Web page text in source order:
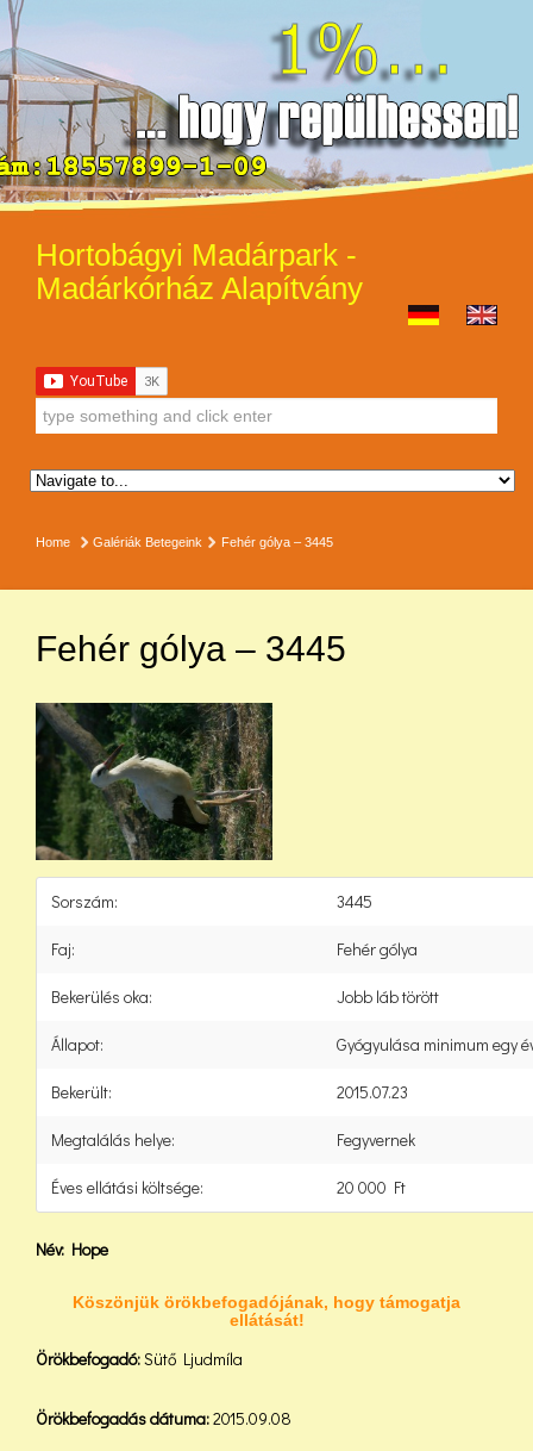
Hortobágyi Madárpark -
Madárkórház Alapítvány
Home Galériák Betegeink Fehér gólya – 3445
Fehér gólya – 3445
Sorszám: 3445
Faj: Fehér gólya
Bekerülés oka: Jobb láb törött
Állapot: Gyógyulása minimum egy
Bekerült: 2015.07.23
Megtalálás helye: Fegyvernek
Éves ellátási költsége: 20 000 Ft
Név: Hope
Köszönjük örökbefogadójának, hogy támogatja
ellátását!
Örökbefogadó:Sütő Ljudmíla
Örökbefogadás dátuma:2015.09.08